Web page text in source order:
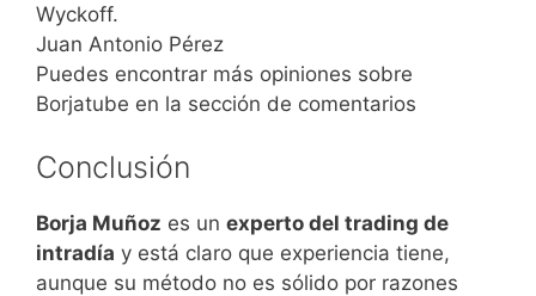
Wyckoff.
Juan Antonio Pérez
Puedes encontrar más opiniones sobre
Borjatube en la sección de comentarios
Conclusión
Borja Muñoz es un experto del trading de
intradía y está claro que experiencia tiene,
aunque su método no es sólido por razones